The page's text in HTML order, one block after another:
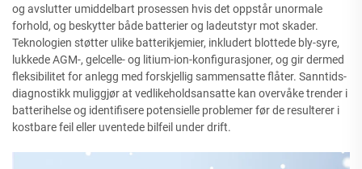
og avslutter umiddelbart prosessen hvis det oppstår unormale
forhold, og beskytter både batterier og ladeutstyr mot skader.
Teknologien støtter ulike batterikjemier, inkludert blottede bly-syre,
lukkede AGM-, gelcelle- og litium-ion-konfigurasjoner, og gir dermed
fleksibilitet for anlegg med forskjellig sammensatte flåter. Sanntids-
diagnostikk muliggjør at vedlikeholdsansatte kan overvåke trender i
batterihelse og identifisere potensielle problemer før de resulterer i
kostbare feil eller uventede bilfeil under drift.